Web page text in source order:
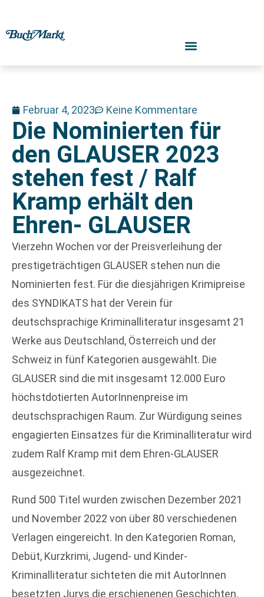
Februar 4, 2023 Keine Kommentare
Die Nominierten für
den GLAUSER 2023
stehen fest / Ralf
Kramp erhält den
Ehren- GLAUSER
Vierzehn Wochen vor der Preisverleihung der
prestigeträchtigen GLAUSER stehen nun die
Nominierten fest. Für die diesjährigen Krimipreise
des SYNDIKATS hat der Verein für
deutschsprachige Kriminalliteratur insgesamt 21
Werke aus Deutschland, Österreich und der
Schweiz in fünf Kategorien ausgewählt. Die
GLAUSER sind die mit insgesamt 12.000 Euro
höchstdotierten AutorInnenpreise im
deutschsprachigen Raum. Zur Würdigung seines
engagierten Einsatzes für die Kriminalliteratur wird
zudem Ralf Kramp mit dem Ehren-GLAUSER
ausgezeichnet.
Rund 500 Titel wurden zwischen Dezember 2021
und November 2022 von über 80 verschiedenen
Verlagen eingereicht. In den Kategorien Roman,
Debüt, Kurzkrimi, Jugend- und Kinder-
Kriminalliteratur sichteten die mit AutorInnen
besetzten Jurys die erschienenen Geschichten.